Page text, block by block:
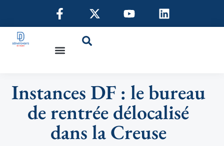
Instances DF : le bureau
de rentrée délocalisé
dans la Creuse